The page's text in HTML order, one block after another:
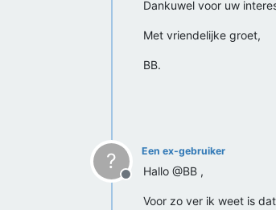
Dankuwel voor uw
Met vriendelijke groet,
BB.
?
Offline
Een ex-gebruiker
Hallo @BB ,
Voor zo ver ik weet is